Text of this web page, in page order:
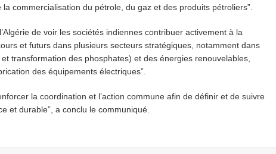
commercialisation du pétrole, du gaz et des produits pétroliers”.
de voir les sociétés indiennes contribuer activement à la
et futurs dans plusieurs secteurs stratégiques, notamment dans
transformation des phosphates) et des énergies renouvelables,
des équipements électriques”.
la coordination et l’action commune afin de définir et de suivre
et durable”, a conclu le communiqué.